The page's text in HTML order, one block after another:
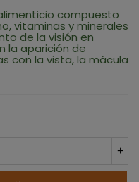
compuesto
vitaminas y minerales
de la visión en
la aparición de
con la vista, la mácula
+